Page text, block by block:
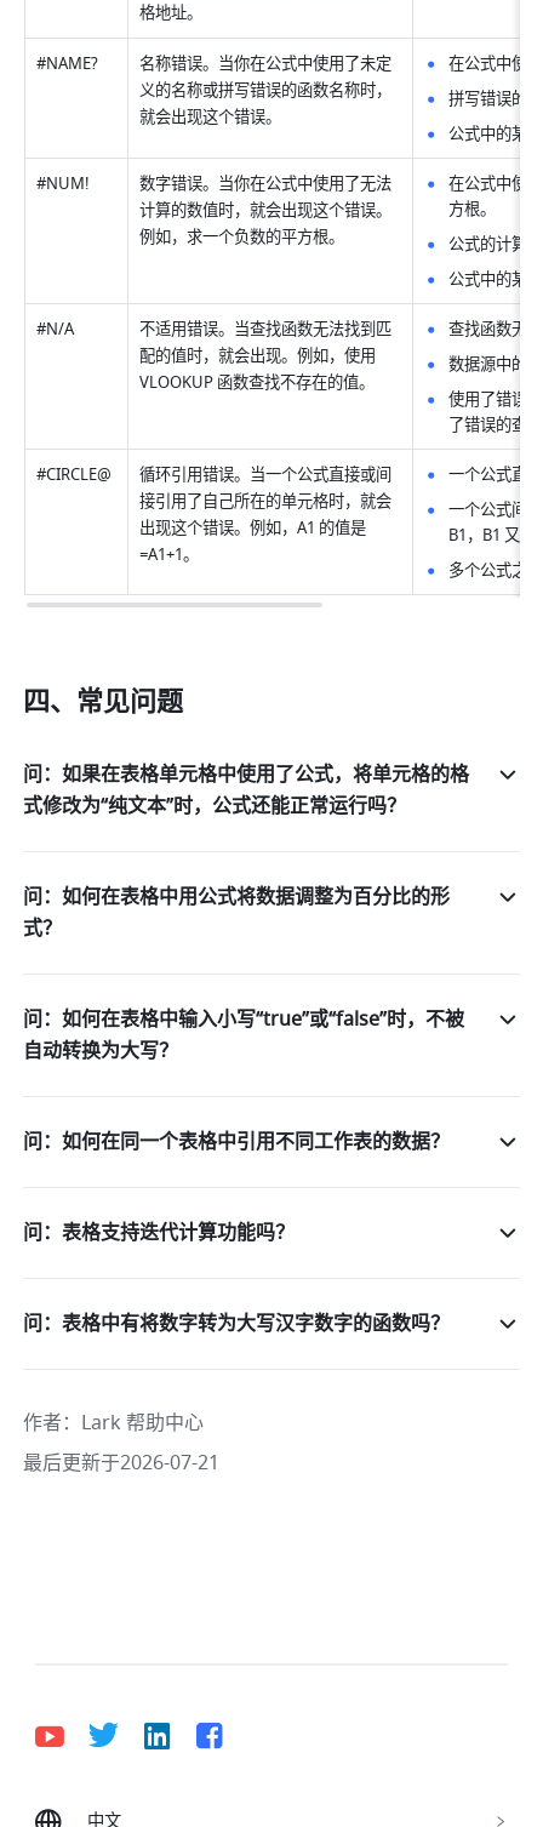
格地址。
#NAME?
名称错误。当你在公式中使用了未定
义的名称或拼写错误的函数名称时，
就会出现这个错误。
在公式中使
拼写错误的
公式中的某
#NUM!
数字错误。当你在公式中使用了无法
计算的数值时，就会出现这个错误。
例如，求一个负数的平方根。
在公式中使
方根。
公式的计算
公式中的某
#N/A
不适用错误。当查找函数无法找到匹
配的值时，就会出现。例如，使用
VLOOKUP 函数查找不存在的值。
查找函数无
数据源中的
使用了错误
了错误的查
#CIRCLE@
循环引用错误。当一个公式直接或间
接引用了自己所在的单元格时，就会
出现这个错误。例如，A1 的值是
=A1+1。
一个公式直
一个公式间
B1，B1 又
多个公式之
四、常见问题
问：如果在表格单元格中使用了公式，将单元格的格
式修改为“纯文本”时，公式还能正常运行吗？
问：如何在表格中用公式将数据调整为百分比的形
式？
问：如何在表格中输入小写“true”或“false”时，不被
自动转换为大写？
问：如何在同一个表格中引用不同工作表的数据？
问：表格支持迭代计算功能吗？
问：表格中有将数字转为大写汉字数字的函数吗？
作者： Lark 帮助中心
最后更新于2026-07-21
中文